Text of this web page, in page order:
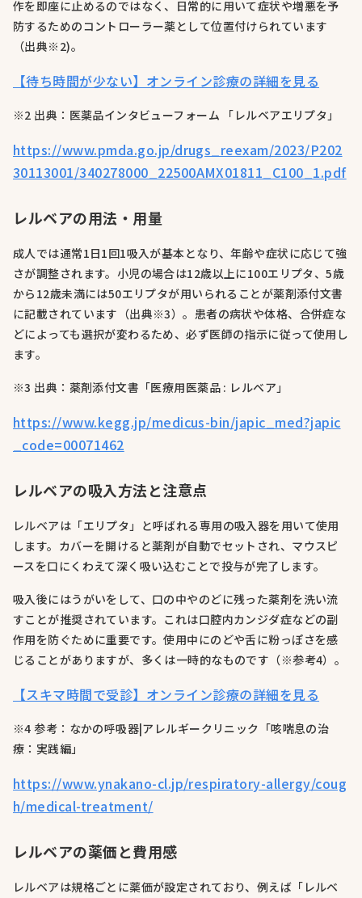
作を即座に止めるのではなく、日常的に用いて症状や増悪を予
防するためのコントローラー薬として位置付けられています
（出典※2)。
【待ち時間が少ない】オンライン診療の詳細を見る
※2 出典：医薬品インタビューフォーム 「レルベアエリプタ」
https://www.pmda.go.jp/drugs_reexam/2023/P202
30113001/340278000_22500AMX01811_C100_1.pdf
レルベアの用法・用量
成人では通常1日1回1吸入が基本となり、年齢や症状に応じて強
さが調整されます。小児の場合は12歳以上に100エリプタ、5歳
から12歳未満には50エリプタが用いられることが薬剤添付文書
に記載されています（出典※3）。患者の病状や体格、合併症な
どによっても選択が変わるため、必ず医師の指示に従って使用し
ます。
※3 出典：薬剤添付文書「医療用医薬品 : レルベア」
https://www.kegg.jp/medicus-bin/japic_med?japic
_code=00071462
レルベアの吸入方法と注意点
レルベアは「エリプタ」と呼ばれる専用の吸入器を用いて使用
します。カバーを開けると薬剤が自動でセットされ、マウスピ
ースを口にくわえて深く吸い込むことで投与が完了します。
吸入後にはうがいをして、口の中やのどに残った薬剤を洗い流
すことが推奨されています。これは口腔内カンジダ症などの副
作用を防ぐために重要です。使用中にのどや舌に粉っぽさを感
じることがありますが、多くは一時的なものです（※参考4）。
【スキマ時間で受診】オンライン診療の詳細を見る
※4 参考：なかの呼吸器|アレルギークリニック「咳喘息の治
療：実践編」
https://www.ynakano-cl.jp/respiratory-allergy/coug
h/medical-treatment/
レルベアの薬価と費用感
レルベアは規格ごとに薬価が設定されており、例えば「レルベ